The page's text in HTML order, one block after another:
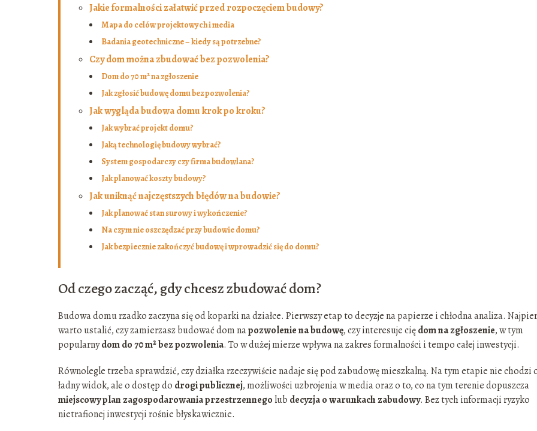
Jakie formalności załatwić przed rozpoczęciem budowy?
Mapa do celów projektowych i media
Badania geotechniczne – kiedy są potrzebne?
Czy dom można zbudować bez pozwolenia?
Dom do 70 m² na zgłoszenie
Jak zgłosić budowę domu bez pozwolenia?
Jak wygląda budowa domu krok po kroku?
Jak wybrać projekt domu?
Jaką technologię budowy wybrać?
System gospodarczy czy firma budowlana?
Jak planować koszty budowy?
Jak uniknąć najczęstszych błędów na budowie?
Jak planować stan surowy i wykończenie?
Na czym nie oszczędzać przy budowie domu?
Jak bezpiecznie zakończyć budowę i wprowadzić się do domu?
Od czego zacząć, gdy chcesz zbudować dom?
Budowa domu rzadko zaczyna się od koparki na działce. Pierwszy etap to decyzje na papierze i chłodna analiza.
warto ustalić, czy zamierzasz budować dom napozwolenie na budowę, czy interesuje ciędom na zgłoszenie, w tym
popularnydom do 70 m² bez pozwolenia. To w dużej mierze wpływa na zakres formalności i tempo całej inwestycji.
Równolegle trzeba sprawdzić, czy działka rzeczywiście nadaje się pod zabudowę mieszkalną. Na tym etapie nie chodzi
ładny widok, ale o dostęp do drogi publicznej, możliwości uzbrojenia w media oraz o to, co na tym terenie dopuszcza
miejscowy plan zagospodarowania przestrzennego lub decyzja o warunkach zabudowy. Bez tych informacji ryzyko
nietrafionej inwestycji rośnie błyskawicznie.